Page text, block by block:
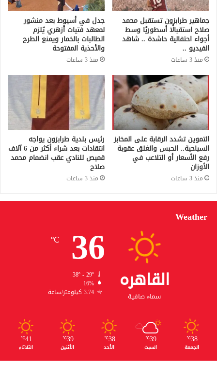
جماهير طرابزون تستقبل محمد
صلاح استقبالًا أسطوريًا وسط
أجواء احتفالية حاشدة .. شاهد
الفيديو ..
منذ 3 ساعات
جدل في أسيوط بعد منشور
لمعهد فتيات أزهري يُلزم
الطالبات بالخمار ويمنع الطرح
والأحذية المفتوحة
منذ 3 ساعات
التموين تشدد الرقابة على المخابز
السياحية.. الحبس والغلق عقوبة
رفع الأسعار أو التلاعب في
الأوزان
منذ 3 ساعات
رئيس بلدية طرابزون يواجه
انتقادات بعد شراء أكثر من 6 آلاف
قميص للنادي عقب انضمام محمد
صلاح
منذ 3 ساعات
Weather
القاهره
سماء صافية
36
℃
38º - 29º
16%
3.74 كيلومتر/ساعة
38
℃
الجمعة
39
℃
السبت
38
℃
الأحد
39
℃
الأثنين
41
℃
الثلاثاء